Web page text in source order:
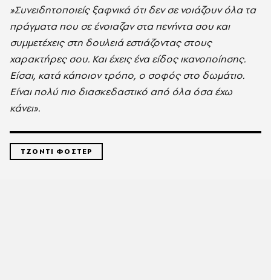
»Συνειδητοποιείς ξαφνικά ότι δεν σε νοιάζουν όλα τα
πράγματα που σε ένοιαζαν στα πενήντα σου και
συμμετέχεις στη δουλειά εστιάζοντας στους
χαρακτήρες σου. Και έχεις ένα είδος ικανοποίησης.
Είσαι, κατά κάποιον τρόπο, ο σοφός στο δωμάτιο.
Είναι πολύ πιο διασκεδαστικό από όλα όσα έχω
κάνει».
ΤΖΟΝΤΙ ΦΟΣΤΕΡ